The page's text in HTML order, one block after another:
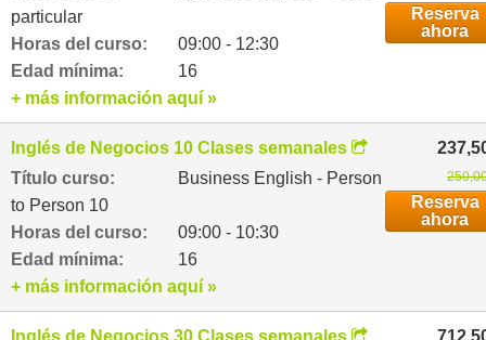
particular
Horas del curso:
09:00 - 12:30
Edad mínima:
16
Reserva
ahora
+ más información aquí »
Inglés de Negocios 10 Clases semanales
Título curso:
Business English - Person
to Person 10
Horas del curso:
09:00 - 10:30
Edad mínima:
16
Reserva
ahora
+ más información aquí »
Inglés de Negocios 30 Clases semanales